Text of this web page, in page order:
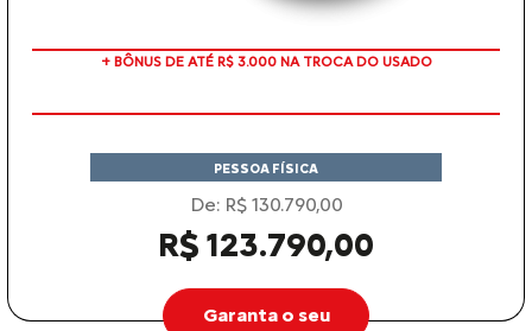
TAXA 0 %
PESSOA FÍSICA
De: R$ 130.790,00
R$ 123.790,00
Garanta o seu